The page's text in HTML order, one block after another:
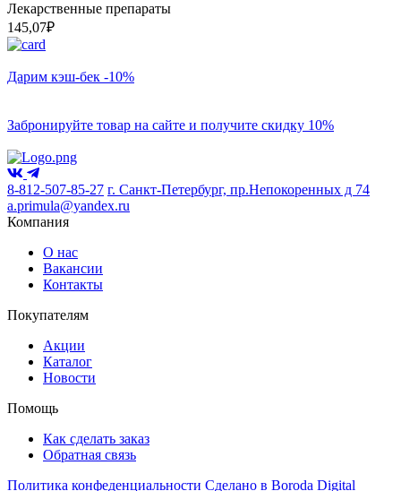
Лекарственные препараты
145,07₽
Дарим кэш-бек -10%
Забронируйте товар на сайте и получите скидку 10%
8-812-507-85-27 г. Санкт-Петербург, пр.Непокоренных д 74
a.primula@yandex.ru
Компания
О нас
Вакансии
Контакты
Покупателям
Акции
Каталог
Новости
Помощь
Как сделать заказ
Обратная связь
Политика конфеденциальности Сделано в Boroda Digital